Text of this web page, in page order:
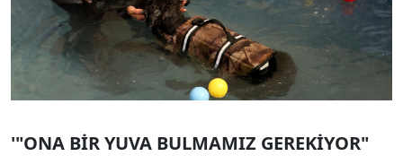
'"ONA BİR YUVA BULMAMIZ GEREKİYOR"